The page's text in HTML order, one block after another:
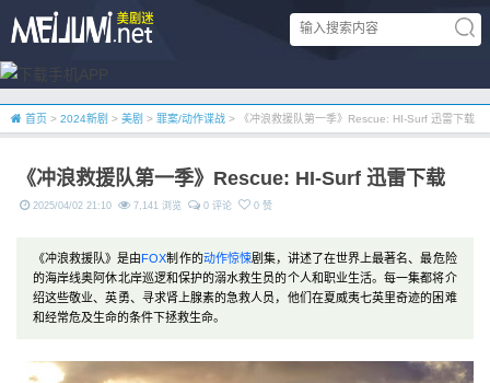
首页 > 2024新剧 > 美剧 > 罪案/动作谍战 > 《冲浪救援队第一季》Rescue: HI-Surf 迅雷下载
《冲浪救援队第一季》Rescue: HI-Surf 迅雷下载
2025/04/02 21:10 7,141 浏览 0 评论 0 赞
《冲浪救援队》是由FOX制作的动作惊悚剧集，讲述了在世界上最著名、最危险
的海岸线奥阿休北岸巡逻和保护的溺水救生员的个人和职业生活。每一集都将介
绍这些敬业、英勇、寻求肾上腺素的急救人员，他们在夏威夷七英里奇迹的困难
和经常危及生命的条件下拯救生命。